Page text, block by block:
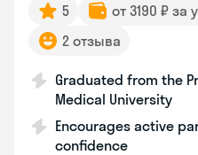
5 от 3190 ₽ за
2 отзыва
Graduated from the
Medical University
Encourages active
confidence